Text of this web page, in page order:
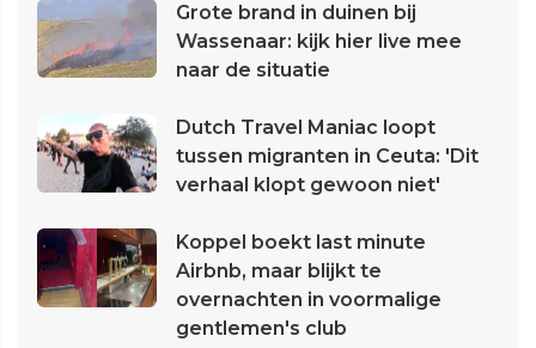
Grote brand in duinen bij
Wassenaar: kijk hier live mee
naar de situatie
Dutch Travel Maniac loopt
tussen migranten in Ceuta: 'Dit
verhaal klopt gewoon niet'
Koppel boekt last minute
Airbnb, maar blijkt te
overnachten in voormalige
gentlemen's club